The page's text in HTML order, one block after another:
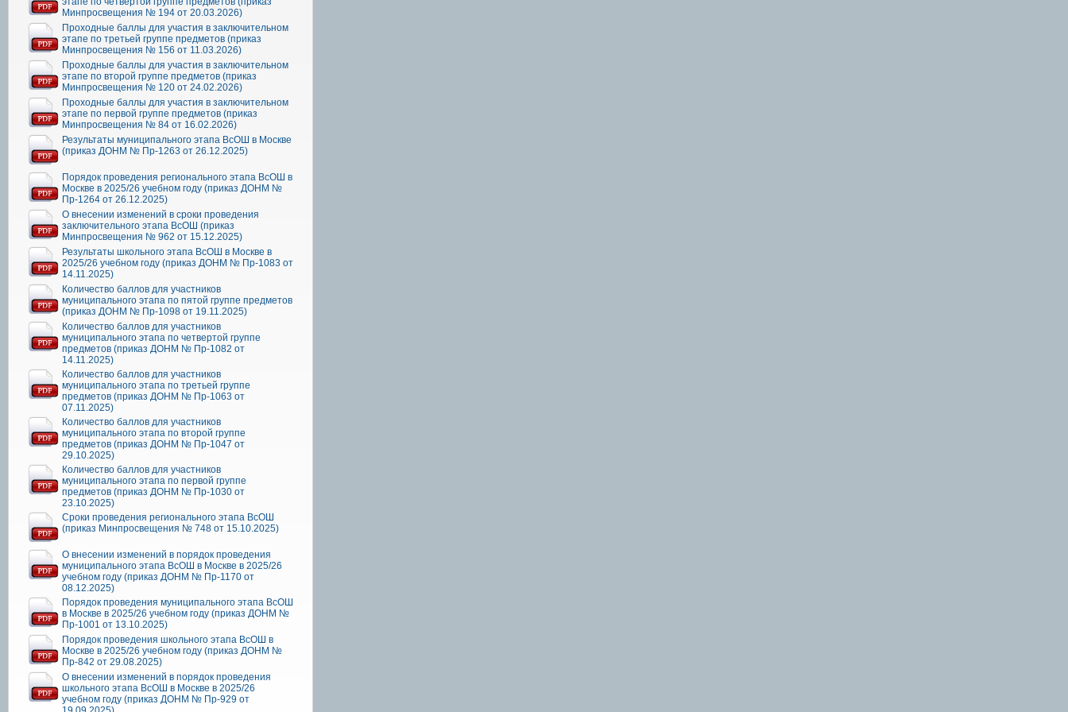
Минпросвещения № 194 от 20.03.2026)
Проходные баллы для участия в заключительном
этапе по третьей группе предметов (приказ
Минпросвещения № 156 от 11.03.2026)
Проходные баллы для участия в заключительном
этапе по второй группе предметов (приказ
Минпросвещения № 120 от 24.02.2026)
Проходные баллы для участия в заключительном
этапе по первой группе предметов (приказ
Минпросвещения № 84 от 16.02.2026)
Результаты муниципального этапа ВсОШ в Москве
(приказ ДОНМ № Пр-1263 от 26.12.2025)
Порядок проведения регионального этапа ВсОШ в
Москве в 2025/26 учебном году (приказ ДОНМ №
Пр-1264 от 26.12.2025)
О внесении изменений в сроки проведения
заключительного этапа ВсОШ (приказ
Минпросвещения № 962 от 15.12.2025)
Результаты школьного этапа ВсОШ в Москве в
2025/26 учебном году (приказ ДОНМ № Пр-1083 от
14.11.2025)
Количество баллов для участников
муниципального этапа по пятой группе предметов
(приказ ДОНМ № Пр-1098 от 19.11.2025)
Количество баллов для участников
муниципального этапа по четвертой группе
предметов (приказ ДОНМ № Пр-1082 от
14.11.2025)
Количество баллов для участников
муниципального этапа по третьей группе
предметов (приказ ДОНМ № Пр-1063 от
07.11.2025)
Количество баллов для участников
муниципального этапа по второй группе
предметов (приказ ДОНМ № Пр-1047 от
29.10.2025)
Количество баллов для участников
муниципального этапа по первой группе
предметов (приказ ДОНМ № Пр-1030 от
23.10.2025)
Сроки проведения регионального этапа ВсОШ
(приказ Минпросвещения № 748 от 15.10.2025)
О внесении изменений в порядок проведения
муниципального этапа ВсОШ в Москве в 2025/26
учебном году (приказ ДОНМ № Пр-1170 от
08.12.2025)
Порядок проведения муниципального этапа ВсОШ
в Москве в 2025/26 учебном году (приказ ДОНМ №
Пр-1001 от 13.10.2025)
Порядок проведения школьного этапа ВсОШ в
Москве в 2025/26 учебном году (приказ ДОНМ №
Пр-842 от 29.08.2025)
О внесении изменений в порядок проведения
школьного этапа ВсОШ в Москве в 2025/26
учебном году (приказ ДОНМ № Пр-929 от